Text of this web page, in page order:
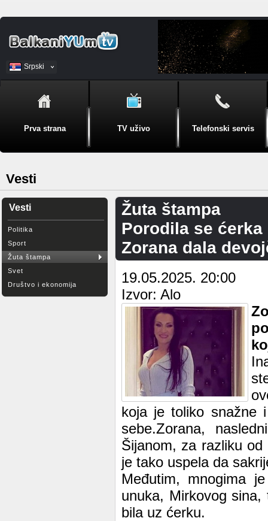
Srpski
BiH
Prva strana TV uživo Telefonski servis
Vesti
Vesti
Politika
Sport
Žuta štampa
Svet
Društvo i ekonomija
Žuta štampa
Porodila se
Zorana dala
19.05.2025. 20:00
Izvor: Alo
koja je toliko snažne
sebe.Zorana,
Šijanom, za razliku
je tako uspela da
Međutim, mnogima
unuka, Mirkovog
bila uz ćerku.